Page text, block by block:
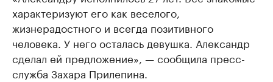
характеризуют его как веселого,
жизнерадостного и всегда позитивного
человека. У него осталась девушка. Александр
сделал ей предложение», — сообщила пресс-
служба Захара Прилепина.